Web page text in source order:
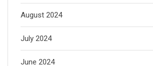
August 2024
July 2024
June 2024